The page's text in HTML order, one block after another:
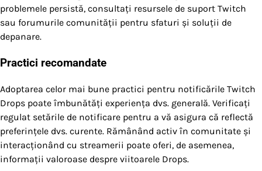
problemele persistă, consultați resursele de suport Twitch
sau forumurile comunității pentru sfaturi și soluții de
depanare.
Practici recomandate
Adoptarea celor mai bune practici pentru notificările Twitch
Drops poate îmbunătăți experiența dvs. generală. Verificați
regulat setările de notificare pentru a vă asigura că reflectă
preferințele dvs. curente. Rămânând activ în comunitate și
interacționând cu streamerii poate oferi, de asemenea,
informații valoroase despre viitoarele Drops.